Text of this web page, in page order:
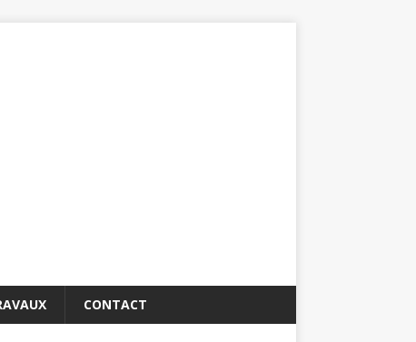
CONTACT